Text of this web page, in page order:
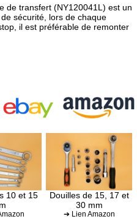
de transfert (NY120041L) est un
sécurité, lors de chaque
il est préférable de remonter
10 et 15
Douilles de 15, 17 et
30 mm
➔ Lien Amazon